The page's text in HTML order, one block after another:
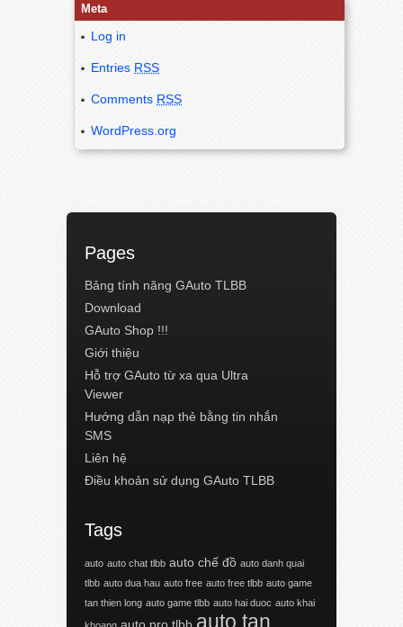
Meta
Log in
Entries RSS
Comments RSS
WordPress.org
Pages
Bảng tính năng GAuto TLBB
Download
GAuto Shop !!!
Giới thiệu
Hỗ trợ GAuto từ xa qua Ultra
Viewer
Hướng dẫn nạp thẻ bằng tin nhắn
SMS
Liên hệ
Điều khoản sử dụng GAuto TLBB
Tags
auto auto chat tlbb auto chế đồ auto danh quai
tlbb auto dua hau auto free auto free tlbb auto game
tan thien long auto game tlbb auto hai duoc auto khai
auto tan